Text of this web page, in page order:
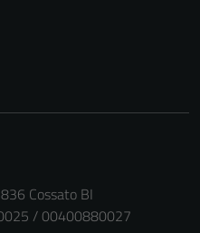
Cossato BI
/ 00400880027
essere
informazioni
personali.